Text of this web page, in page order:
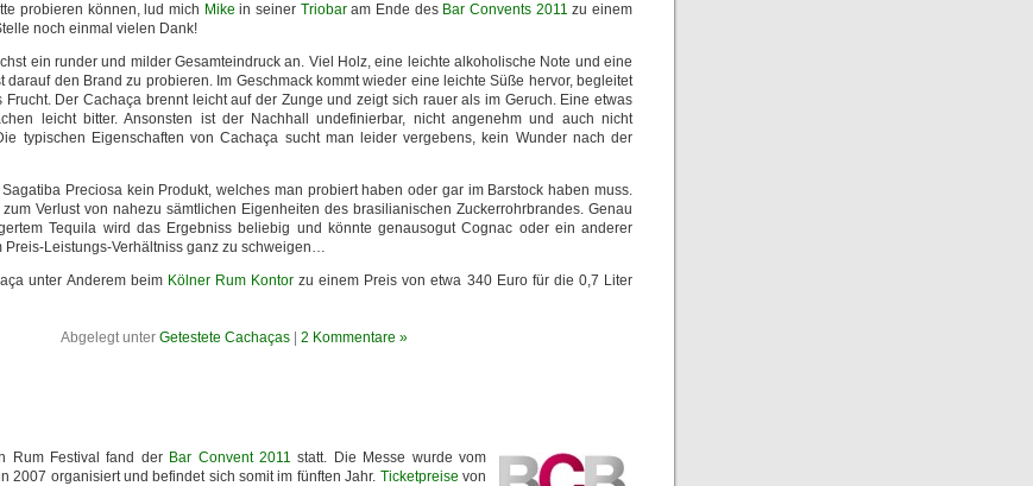
probieren können, lud mich Mike in seiner Triobaram Ende des Bar Convents 2011 zu einem
noch einmal vielen Dank!
ein runder und milder Gesamteindruck an. Viel Holz, eine leichte alkoholische Note und eine
darauf den Brand zu probieren. Im Geschmack kommt wieder eine leichte Süße hervor, begleitet
Der Cachaça brennt leicht auf der Zunge und zeigt sich rauer als im Geruch. Eine etwas
leicht bitter. Ansonsten ist der Nachhall undefinierbar, nicht angenehm und auch nicht
typischen Eigenschaften von Cachaça sucht man leider vergebens, kein Wunder nach der
Preciosa kein Produkt, welches man probiert haben oder gar im Barstock haben muss.
Verlust von nahezu sämtlichen Eigenheiten des brasilianischen Zuckerrohrbrandes. Genau
Tequila wird das Ergebniss beliebig und könnte genausogut Cognac oder ein anderer
Preis-Leistungs-Verhältniss ganz zu schweigen…
unter Anderem beim Kölner Rum Kontorzu einem Preis von etwa 340 Euro für die 0,7 Liter
Abgelegt unter Getestete Cachaças 2 Kommentare »
Rum Festival fand der Bar Convent 2011 statt. Die Messe wurde vom
2007 organisiert und befindet sich somit im fünften Jahr. Ticketpreise von